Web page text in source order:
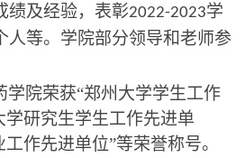
绩及经验，表彰2022-2023学
人等。学院部分领导和老师参
学院荣获“郑州大学学生工作
学研究生学生工作先进单
作先进单位”等荣誉称号。